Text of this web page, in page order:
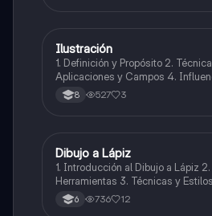
Artes
Ilustración
1. Definición y Propósito 2.
Aplicaciones y Campos 4.
Artísticos 5. Ética en la Ilustración
Profesional y Educativo 7.
8 527 3
Artes
Dibujo a Lápiz
1. Introducción al Dibujo a Lápiz
Herramientas 3. Técnicas y
Prácticas Recomendadas 5.
Referencias 6. Proceso Creativo
6 736 12